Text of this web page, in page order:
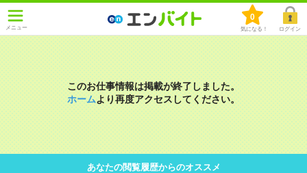
メニュー
0
気になる！ ログイン
このお仕事情報は掲載が終了しました。
ホームより再度アクセスしてください。
あなたの閲覧履歴からのオススメ